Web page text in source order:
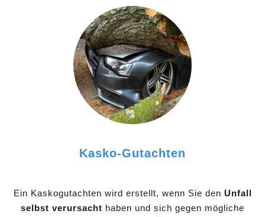
Kasko-Gutachten
Ein Kaskogutachten wird erstellt, wenn Sie den Unfall
selbst verursacht haben und sich gegen mögliche